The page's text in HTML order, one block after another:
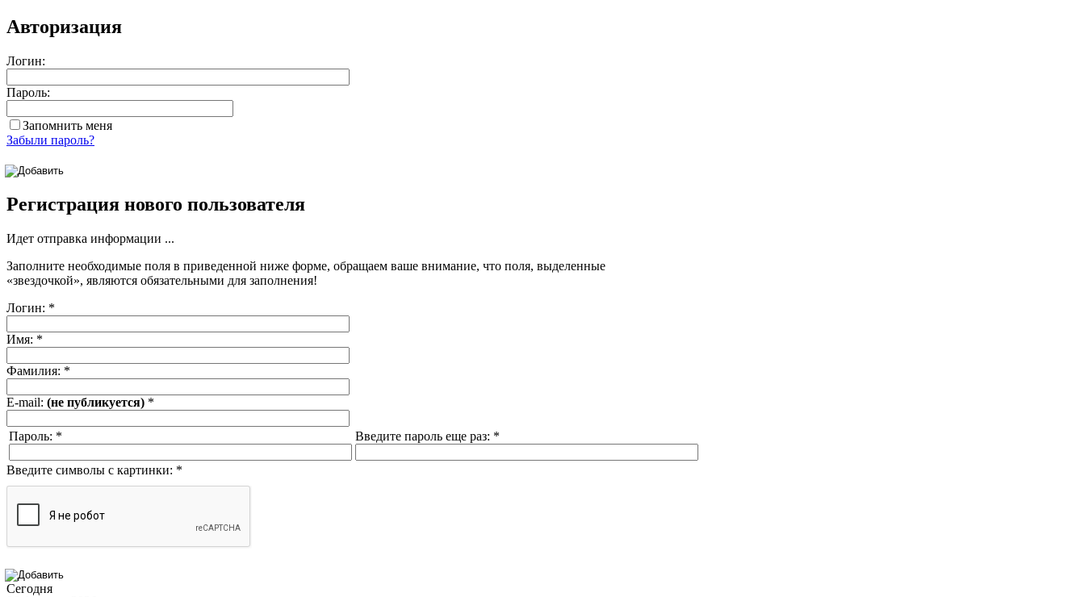
Авторизация
Логин:
Пароль:
Запомнить меня
Забыли пароль?
Регистрация нового пользователя
Идет отправка информации ...
Заполните необходимые поля в приведенной ниже форме, обращаем ваше внимание, что поля, выделенные
«звездочкой», являются обязательными для заполнения!
Логин: *
Имя: *
Фамилия: *
E-mail: (не публикуется) *
Пароль: * Введите пароль еще раз: *
Введите символы с картинки: *
Сегодня